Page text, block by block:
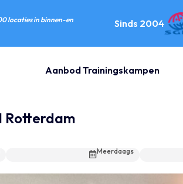
locaties in binnen-en
Sinds 2004
Aanbod Trainingskampen
Rotterdam
Meerdaags